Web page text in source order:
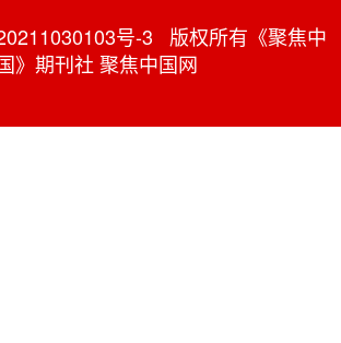
号-3 版权所有《聚焦中
》期刊社 聚焦中国网